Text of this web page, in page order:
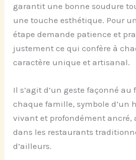
garantit une bonne soudure
une touche esthétique. Pour
étape demande patience et
justement ce qui confère à
caractère unique et artisanal.
Il s’agit d’un geste façonné au
chaque famille, symbole d’un
vivant et profondément ancré,
dans les restaurants
d’ailleurs.